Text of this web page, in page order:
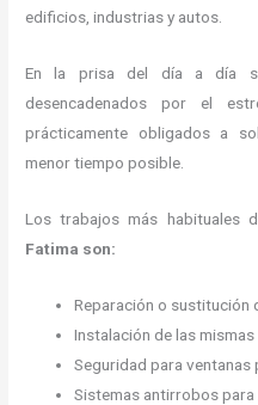
edificios, industrias y autos.
En la prisa del día a día se
desencadenados por el
prácticamente obligados a
menor tiempo posible.
Los trabajos más habituales
Fatima son:
Reparación o sustitución
Instalación de las mismas
Seguridad para
Sistemas antirrobos